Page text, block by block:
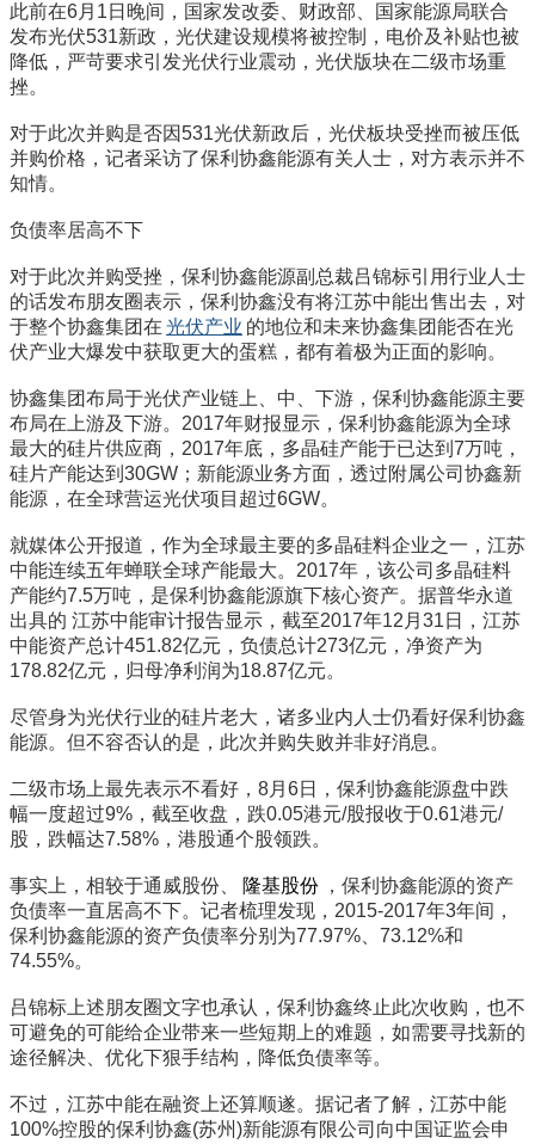
此前在6月1日晚间，国家发改委、财政部、国家能源局联合
发布光伏531新政，光伏建设规模将被控制，电价及补贴也被
降低，严苛要求引发光伏行业震动，光伏版块在二级市场重
挫。
对于此次并购是否因531光伏新政后，光伏板块受挫而被压低
并购价格，记者采访了保利协鑫能源有关人士，对方表示并不
知情。
负债率居高不下
对于此次并购受挫，保利协鑫能源副总裁吕锦标引用行业人士
的话发布朋友圈表示，保利协鑫没有将江苏中能出售出去，对
于整个协鑫集团在 光伏产业 的地位和未来协鑫集团能否在光
伏产业大爆发中获取更大的蛋糕，都有着极为正面的影响。
协鑫集团布局于光伏产业链上、中、下游，保利协鑫能源主要
布局在上游及下游。2017年财报显示，保利协鑫能源为全球
最大的硅片供应商，2017年底，多晶硅产能于已达到7万吨，
硅片产能达到30GW；新能源业务方面，透过附属公司协鑫新
能源，在全球营运光伏项目超过6GW。
就媒体公开报道，作为全球最主要的多晶硅料企业之一，江苏
中能连续五年蝉联全球产能最大。2017年，该公司多晶硅料
产能约7.5万吨，是保利协鑫能源旗下核心资产。据普华永道
出具的 江苏中能审计报告显示，截至2017年12月31日，江苏
中能资产总计451.82亿元，负债总计273亿元，净资产为
178.82亿元，归母净利润为18.87亿元。
尽管身为光伏行业的硅片老大，诸多业内人士仍看好保利协鑫
能源。但不容否认的是，此次并购失败并非好消息。
二级市场上最先表示不看好，8月6日，保利协鑫能源盘中跌
幅一度超过9%，截至收盘，跌0.05港元/股报收于0.61港元/
股，跌幅达7.58%，港股通个股领跌。
事实上，相较于通威股份、 隆基股份 ，保利协鑫能源的资产
负债率一直居高不下。记者梳理发现，2015-2017年3年间，
保利协鑫能源的资产负债率分别为77.97%、73.12%和
74.55%。
吕锦标上述朋友圈文字也承认，保利协鑫终止此次收购，也不
可避免的可能给企业带来一些短期上的难题，如需要寻找新的
途径解决、优化下狠手结构，降低负债率等。
不过，江苏中能在融资上还算顺遂。据记者了解，江苏中能
100%控股的保利协鑫(苏州)新能源有限公司向中国证监会申